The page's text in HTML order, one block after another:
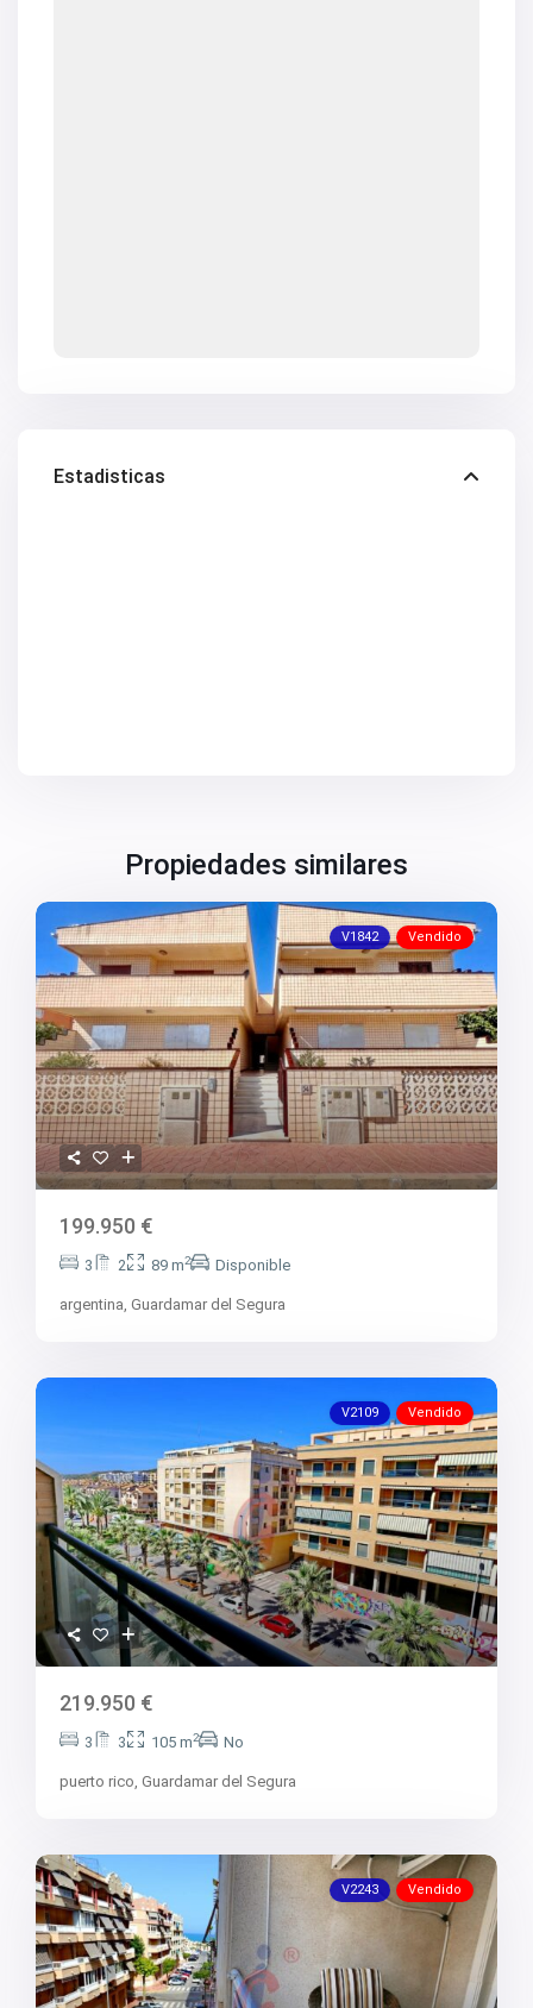
Estadisticas
Propiedades similares
V1842 Vendido
199.950 €
3 2 89 m2 Disponible
argentina,Guardamar del Segura
V2109 Vendido
219.950 €
3 3 105 m2 No
puerto rico,Guardamar del Segura
V2243 Vendido